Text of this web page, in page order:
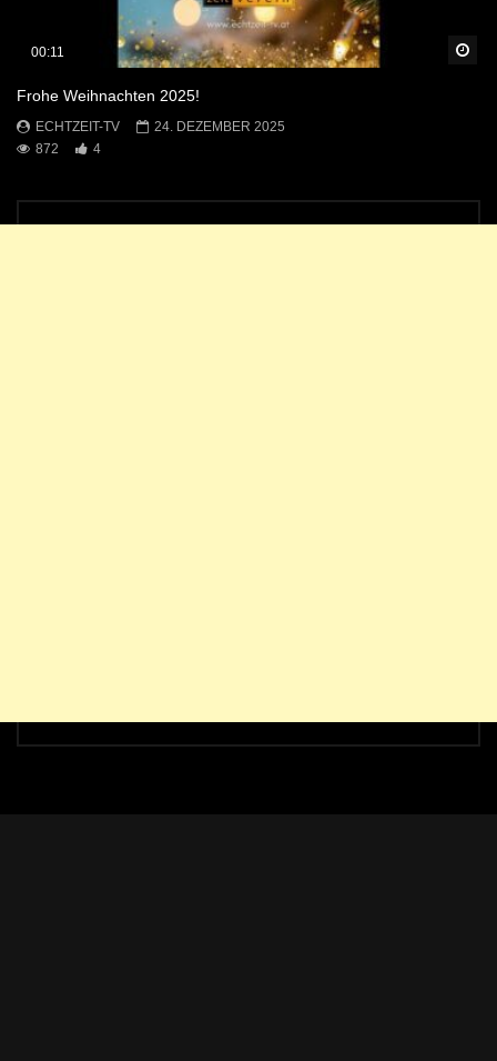
00:11
Frohe Weihnachten 2025!
ECHTZEIT-TV
24. DEZEMBER 2025
872
4